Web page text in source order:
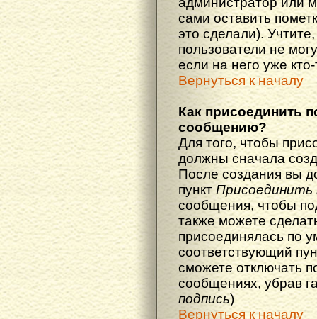
сами оставить
это сделали).
пользователи не
если на него уже
Вернуться к началу
Как присоединить
сообщению?
Для того, чтобы
должны сначала
После создания вы
пункт Присоединить
сообщения, чтобы
также можете
присоединялась по
соответствующий
сможете отключать
сообщениях, убрав
подпись)
Вернуться к началу